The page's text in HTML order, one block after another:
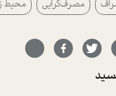
مصرف‌گرایی محیط